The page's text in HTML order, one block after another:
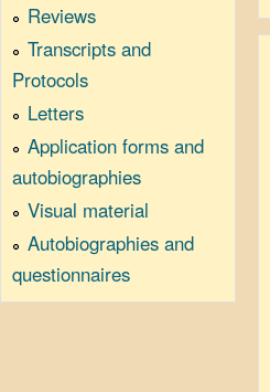
Reviews
Transcripts and
Protocols
Letters
Application forms and
autobiographies
Visual material
Autobiographies and
questionnaires